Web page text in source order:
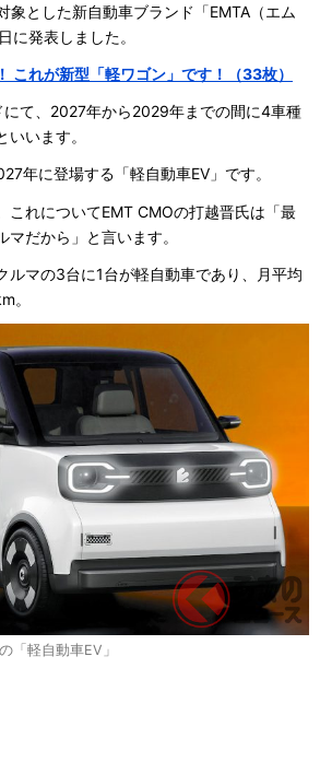
とした新自動車ブランド「EMTA（エム
に発表しました。
これが新型「軽ワゴン」です！（33枚）
て、2027年から2029年までの間に4車種
います。
年に登場する「軽自動車EV」です。
れについてEMT CMOの打越晋氏は「最
だから」と言います。
マの3台に1台が軽自動車であり、月平均
。
「軽自動車EV」